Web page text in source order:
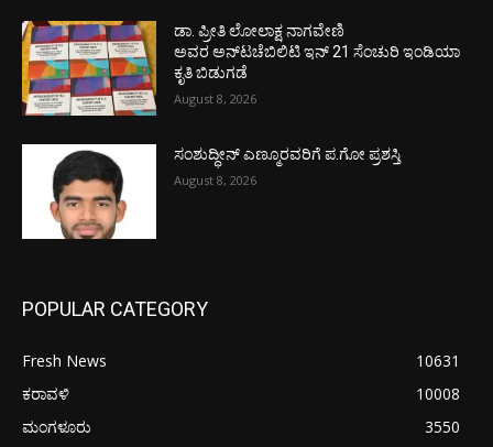
ಡಾ. ಪ್ರೀತಿ ಲೋಲಾಕ್ಷ ನಾಗವೇಣಿ
ಅವರ ಅನ್‌ಟಚೆಬಿಲಿಟಿ ಇನ್ 21 ಸೆಂಚುರಿ ಇಂಡಿಯಾ
ಕೃತಿ ಬಿಡುಗಡೆ
August 8, 2026
ಸಂಶುದ್ಧೀನ್ ಎಣ್ಮೂರವರಿಗೆ ಪ.ಗೋ ಪ್ರಶಸ್ತಿ
August 8, 2026
POPULAR CATEGORY
Fresh News
10631
ಕರಾವಳಿ
10008
ಮಂಗಳೂರು
3550